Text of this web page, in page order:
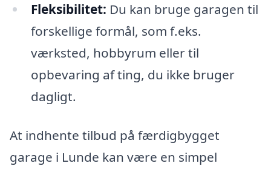
Fleksibilitet: Du kan bruge garagen til
forskellige formål, som f.eks.
værksted, hobbyrum eller til
opbevaring af ting, du ikke bruger
dagligt.
At indhente tilbud på færdigbygget
garage i Lunde kan være en simpel